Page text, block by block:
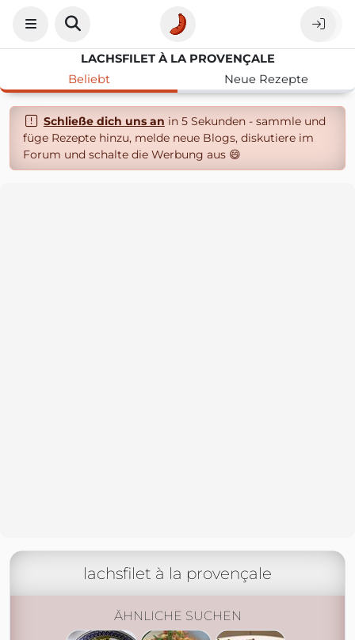
LACHSFILET À LA PROVENÇALE
Beliebt
Neue Rezepte
Schließe dich uns an in 5 Sekunden - sammle und
füge Rezepte hinzu, melde neue Blogs, diskutiere im
Forum und schalte die Werbung aus 😄
lachsfilet à la provençale
ÄHNLICHE SUCHEN